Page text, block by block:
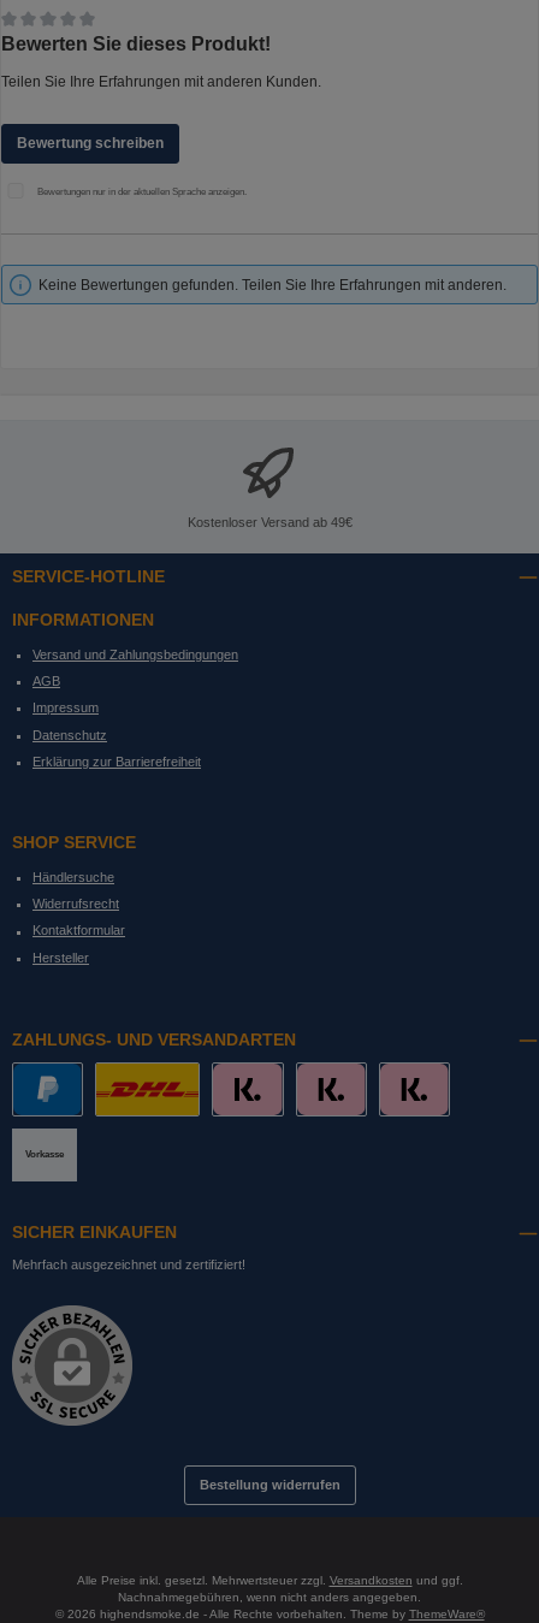
Durchschnittliche Bewertung von 0 von 5 Sternen
Bewerten Sie dieses Produkt!
Teilen Sie Ihre Erfahrungen mit anderen Kunden.
Bewertung schreiben
Bewertungen nur in der aktuellen Sprache anzeigen.
Keine Bewertungen gefunden. Teilen Sie Ihre Erfahrungen mit anderen.
Kostenloser Versand ab 49€
SERVICE-HOTLINE
INFORMATIONEN
Versand und Zahlungsbedingungen
AGB
Impressum
Datenschutz
Erklärung zur Barrierefreiheit
SHOP SERVICE
Händlersuche
Widerrufsrecht
Kontaktformular
Hersteller
ZAHLUNGS- UND VERSANDARTEN
Vorkasse
SICHER EINKAUFEN
Mehrfach ausgezeichnet und zertifiziert!
Bestellung widerrufen
Alle Preise inkl. gesetzl. Mehrwertsteuer zzgl. Versandkosten und ggf.
Nachnahmegebühren, wenn nicht anders angegeben.
© 2026 highendsmoke.de - Alle Rechte vorbehalten. Theme by ThemeWare®